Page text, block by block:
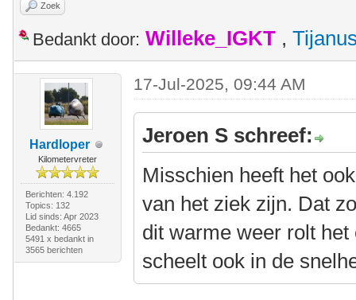
Zoek
Bedankt door: Willeke_IGKT ,
Hardloper
Kilometervreter
Berichten: 4.192
Topics: 132
Lid sinds: Apr 2023
Bedankt: 4665
5491 x bedankt in
3565 berichten
17-Jul-2025, 09:44 AM
Jeroen S schreef:
Misschien heeft het
van het ziek zijn. Dat
dit warme weer rolt
scheelt ook in de